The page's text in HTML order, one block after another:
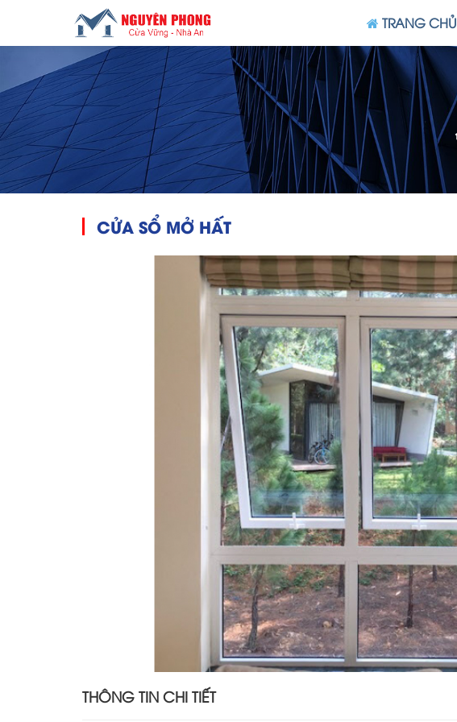
TRANG CHỦ
CỬA SỔ MỞ HẤT
THÔNG TIN CHI TIẾT